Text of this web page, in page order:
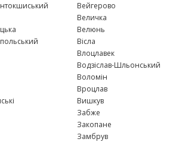
Вейгерово
Величка
Велюнь
Вісла
Влоцлавек
Водзіслав-Шльонський
Воломін
Вроцлав
Вишкув
Забже
Закопане
Замбрув